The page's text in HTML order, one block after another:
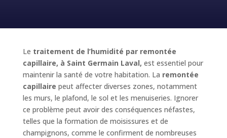
Le traitement de l’humidité par remontée
capillaire, à Saint Germain Laval, est essentiel pour
maintenir la santé de votre habitation. La remontée
capillaire peut affecter diverses zones, notamment
les murs, le plafond, le sol et les menuiseries. Ignorer
ce problème peut avoir des conséquences néfastes,
telles que la formation de moisissures et de
champignons, comme le confirment de nombreuses